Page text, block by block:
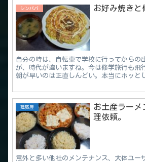
シンパパ お好み焼きと
自分の時は、自転車で学校に行ってからの
が、時代が違いますね。今は修学旅行も飛
朝が早いのは正直しんどい。本当にホッと
建築屋
お土産ラーメ
理依頼。
意外と多い他社のメンテナンス、大体ユー